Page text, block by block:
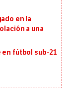
en la
a una
en fútbol sub-21